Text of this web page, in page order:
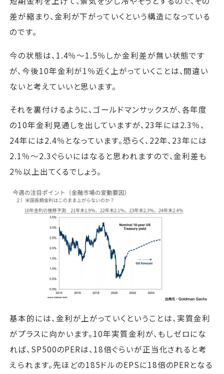
差が縮まり、金利が下がっていくという構造になっている
のです。
今の状態は、1.4％～1.5％しか金利差が無い状態です
が、今後10年金利が1％近く上がっていくことは、間違い
ないと考えていいと思います。
それを裏付けるように、ゴールドマンサックスが、各年度
の10年金利見通しを出していますが、23年には2.3％、
24年には2.4％となっています。恐らく、22年、23年には
2.1％～2.3ぐらいにはなると思われますので、金利差も
2％以上出てくるでしょう。
基本的には、金利が上がっていくということは、実質金利
がプラスに向かいます。10年実質金利が、もしゼロにな
れば、SP500のPERは、18倍ぐらいが正当化されると考
えられます。先ほどの185ドルのEPSに18倍のPERとなる